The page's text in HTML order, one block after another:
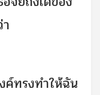
ค์ทรงทำให้ฉัน